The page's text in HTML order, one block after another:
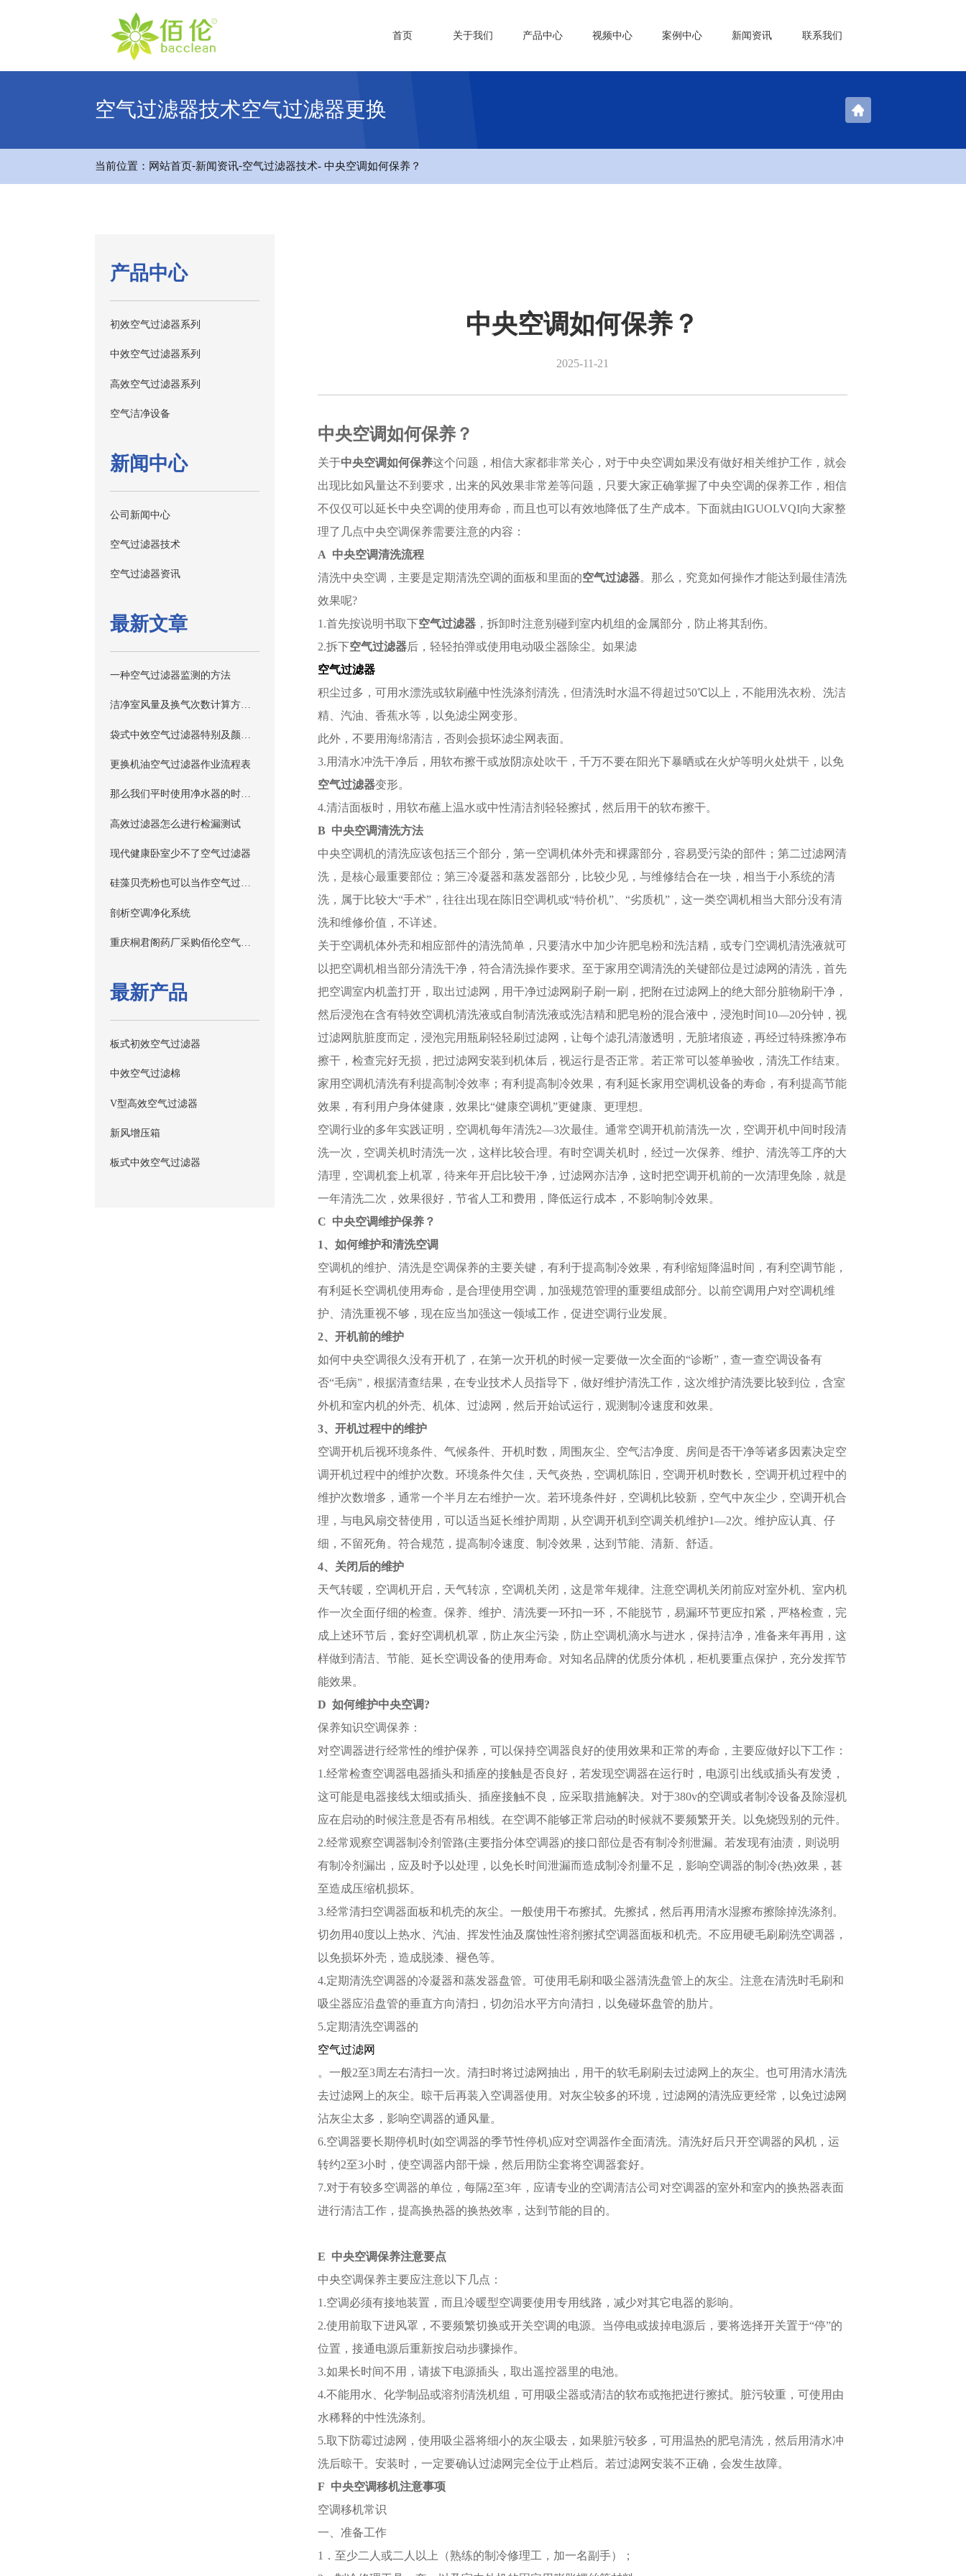
首页 关于我们 产品中心 视频中心 案例中心 新闻资讯 联系我们
空气过滤器技术空气过滤器更换
当前位置： 网站首页-新闻资讯-空气过滤器技术- 中央空调如何保养？
产品中心
初效空气过滤器系列
中效空气过滤器系列
高效空气过滤器系列
空气洁净设备
新闻中心
公司新闻中心
空气过滤器技术
空气过滤器资讯
最新文章
一种空气过滤器监测的方法
洁净室风量及换气次数计算方法介绍
袋式中效空气过滤器特别及颜色分类介绍
更换机油空气过滤器作业流程表
那么我们平时使用净水器的时候,应该注意些什么呢?
高效过滤器怎么进行检漏测试
现代健康卧室少不了空气过滤器
硅藻贝壳粉也可以当作空气过滤器？
剖析空调净化系统
重庆桐君阁药厂采购佰伦空气过滤器的具体详情
最新产品
板式初效空气过滤器
中效空气过滤棉
V型高效空气过滤器
新风增压箱
板式中效空气过滤器
中央空调如何保养？
2025-11-21
中央空调如何保养？
关于中央空调如何保养这个问题，相信大家都非常关心，对于中央空调如果没有做好相关维护工作，就会
出现比如风量达不到要求，出来的风效果非常差等问题，只要大家正确掌握了中央空调的保养工作，相信
不仅仅可以延长中央空调的使用寿命，而且也可以有效地降低了生产成本。下面就由IGUOLVQI向大家整
理了几点中央空调保养需要注意的内容：
A 中央空调清洗流程
清洗中央空调，主要是定期清洗空调的面板和里面的空气过滤器。那么，究竟如何操作才能达到最佳清洗
效果呢?
1.首先按说明书取下空气过滤器 ，拆卸时注意别碰到室内机组的金属部分，防止将其刮伤。
2.拆下空气过滤器后，轻轻拍弹或使用电动吸尘器除尘。如果滤
空气过滤器
积尘过多，可用水漂洗或软刷蘸中性洗涤剂清洗，但清洗时水温不得超过50℃以上，不能用洗衣粉、洗洁
精、汽油、香蕉水等，以免滤尘网变形。
此外，不要用海绵清洁，否则会损坏滤尘网表面。
3.用清水冲洗干净后，用软布擦干或放阴凉处吹干，千万不要在阳光下暴晒或在火炉等明火处烘干，以免
空气过滤器变形。
4.清洁面板时，用软布蘸上温水或中性清洁剂轻轻擦拭，然后用干的软布擦干。
B 中央空调清洗方法
中央空调机的清洗应该包括三个部分，第一空调机体外壳和裸露部分，容易受污染的部件；第二过滤网清
洗，是核心最重要部位；第三冷凝器和蒸发器部分，比较少见，与维修结合在一块，相当于小系统的清
洗，属于比较大“手术”，往往出现在陈旧空调机或“特价机”、“劣质机”，这一类空调机相当大部分没有清
洗和维修价值，不详述。
关于空调机体外壳和相应部件的清洗简单，只要清水中加少许肥皂粉和洗洁精，或专门空调机清洗液就可
以把空调机相当部分清洗干净，符合清洗操作要求。至于家用空调清洗的关键部位是过滤网的清洗，首先
把空调室内机盖打开，取出过滤网，用干净过滤网刷子刷一刷，把附在过滤网上的绝大部分脏物刷干净，
然后浸泡在含有特效空调机清洗液或自制清洗液或洗洁精和肥皂粉的混合液中，浸泡时间10—20分钟，视
过滤网肮脏度而定，浸泡完用瓶刷轻轻刷过滤网，让每个滤孔清澈透明，无脏堵痕迹，再经过特殊擦净布
擦干，检查完好无损，把过滤网安装到机体后，视运行是否正常。若正常可以签单验收，清洗工作结束。
家用空调机清洗有利提高制冷效率；有利提高制冷效果，有利延长家用空调机设备的寿命，有利提高节能
效果，有利用户身体健康，效果比“健康空调机”更健康、更理想。
空调行业的多年实践证明，空调机每年清洗2—3次最佳。通常空调开机前清洗一次，空调开机中间时段清
洗一次，空调关机时清洗一次，这样比较合理。有时空调关机时，经过一次保养、维护、清洗等工序的大
清理，空调机套上机罩，待来年开启比较干净，过滤网亦洁净，这时把空调开机前的一次清理免除，就是
一年清洗二次，效果很好，节省人工和费用，降低运行成本，不影响制冷效果。
C 中央空调维护保养？
1、如何维护和清洗空调
空调机的维护、清洗是空调保养的主要关键，有利于提高制冷效果，有利缩短降温时间，有利空调节能，
有利延长空调机使用寿命，是合理使用空调，加强规范管理的重要组成部分。以前空调用户对空调机维
护、清洗重视不够，现在应当加强这一领域工作，促进空调行业发展。
2、开机前的维护
如何中央空调很久没有开机了，在第一次开机的时候一定要做一次全面的“诊断”，查一查空调设备有
否“毛病”，根据清查结果，在专业技术人员指导下，做好维护清洗工作，这次维护清洗要比较到位，含室
外机和室内机的外壳、机体、过滤网，然后开始试运行，观测制冷速度和效果。
3、开机过程中的维护
空调开机后视环境条件、气候条件、开机时数，周围灰尘、空气洁净度、房间是否干净等诸多因素决定空
调开机过程中的维护次数。环境条件欠佳，天气炎热，空调机陈旧，空调开机时数长，空调开机过程中的
维护次数增多，通常一个半月左右维护一次。若环境条件好，空调机比较新，空气中灰尘少，空调开机合
理，与电风扇交替使用，可以适当延长维护周期，从空调开机到空调关机维护1—2次。维护应认真、仔
细，不留死角。符合规范，提高制冷速度、制冷效果，达到节能、清新、舒适。
4、关闭后的维护
天气转暖，空调机开启，天气转凉，空调机关闭，这是常年规律。注意空调机关闭前应对室外机、室内机
作一次全面仔细的检查。保养、维护、清洗要一环扣一环，不能脱节，易漏环节更应扣紧，严格检查，完
成上述环节后，套好空调机机罩，防止灰尘污染，防止空调机滴水与进水，保持洁净，准备来年再用，这
样做到清洁、节能、延长空调设备的使用寿命。对知名品牌的优质分体机，柜机要重点保护，充分发挥节
能效果。
D如何维护中央空调?
保养知识空调保养：
对空调器进行经常性的维护保养，可以保持空调器良好的使用效果和正常的寿命，主要应做好以下工作：
1.经常检查空调器电器插头和插座的接触是否良好，若发现空调器在运行时，电源引出线或插头有发烫，
这可能是电器接线太细或插头、插座接触不良，应采取措施解决。对于380v的空调或者制冷设备及除湿机
应在启动的时候注意是否有吊相线。在空调不能够正常启动的时候就不要频繁开关。以免烧毁别的元件。
2.经常观察空调器制冷剂管路(主要指分体空调器)的接口部位是否有制冷剂泄漏。若发现有油渍，则说明
有制冷剂漏出，应及时予以处理，以免长时间泄漏而造成制冷剂量不足，影响空调器的制冷(热)效果，甚
至造成压缩机损坏。
3.经常清扫空调器面板和机壳的灰尘。一般使用干布擦拭。先擦拭，然后再用清水湿擦布擦除掉洗涤剂。
切勿用40度以上热水、汽油、挥发性油及腐蚀性溶剂擦拭空调器面板和机壳。不应用硬毛刷刷洗空调器，
以免损坏外壳，造成脱漆、褪色等。
4.定期清洗空调器的冷凝器和蒸发器盘管。可使用毛刷和吸尘器清洗盘管上的灰尘。注意在清洗时毛刷和
吸尘器应沿盘管的垂直方向清扫，切勿沿水平方向清扫，以免碰坏盘管的肋片。
5.定期清洗空调器的
空气过滤网
。一般2至3周左右清扫一次。清扫时将过滤网抽出，用干的软毛刷刷去过滤网上的灰尘。也可用清水清洗
去过滤网上的灰尘。晾干后再装入空调器使用。对灰尘较多的环境，过滤网的清洗应更经常，以免过滤网
沾灰尘太多，影响空调器的通风量。
6.空调器要长期停机时(如空调器的季节性停机)应对空调器作全面清洗。清洗好后只开空调器的风机，运
转约2至3小时，使空调器内部干燥，然后用防尘套将空调器套好。
7.对于有较多空调器的单位，每隔2至3年，应请专业的空调清洁公司对空调器的室外和室内的换热器表面
进行清洁工作，提高换热器的换热效率，达到节能的目的。
E 中央空调保养注意要点
中央空调保养主要应注意以下几点：
1.空调必须有接地装置，而且冷暖型空调要使用专用线路，减少对其它电器的影响。
2.使用前取下进风罩，不要频繁切换或开关空调的电源。当停电或拔掉电源后，要将选择开关置于“停”的
位置，接通电源后重新按启动步骤操作。
3.如果长时间不用，请拔下电源插头，取出遥控器里的电池。
4.不能用水、化学制品或溶剂清洗机组，可用吸尘器或清洁的软布或拖把进行擦拭。脏污较重，可使用由
水稀释的中性洗涤剂。
5.取下防霉过滤网，使用吸尘器将细小的灰尘吸去，如果脏污较多，可用温热的肥皂清洗，然后用清水冲
洗后晾干。安装时，一定要确认过滤网完全位于止档后。若过滤网安装不正确，会发生故障。
F 中央空调移机注意事项
空调移机常识
一、准备工作
1．至少二人或二人以上（熟练的制冷修理工，加一名副手）；